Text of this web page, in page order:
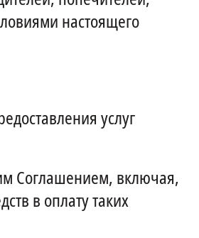
настоящего
услуг
Соглашением, включая,
в оплату таких